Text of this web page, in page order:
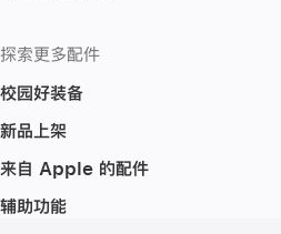
探索更多配件
校园好装备
新品上架
来自 Apple 的配件
辅助功能